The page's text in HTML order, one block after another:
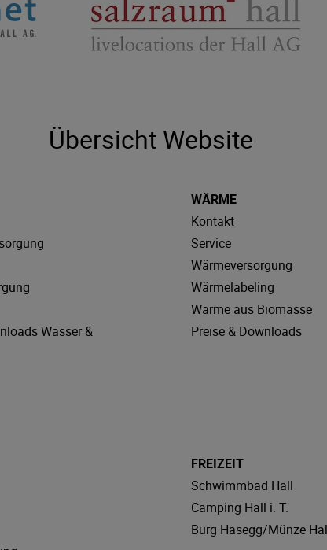
Übersicht Website
Wasser &
WÄRME
Kontakt
Service
Wärmeversorgung
Wärmelabeling
Wärme aus Biomasse
Preise & Downloads
FREIZEIT
Schwimmbad Hall
Camping Hall i. T.
Burg Hasegg/Münze